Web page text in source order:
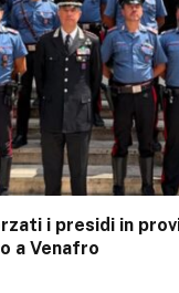
i presidi in
a Venafro